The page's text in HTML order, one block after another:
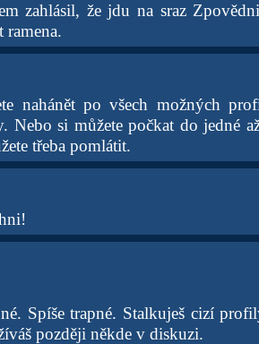
zahlásil, že jdu na sraz
ramena.
nahánět po všech možných
si můžete počkat do jedné
třeba pomlátit.
Spíše trapné. Stalkuješ cizí
později někde v diskuzi.